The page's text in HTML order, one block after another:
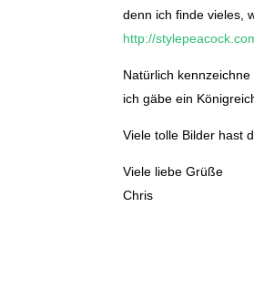
denn ich finde vieles,
http://
Natürlich
ich gäbe ein
Viele tolle Bilder hast
Viele liebe Grüße
Chris